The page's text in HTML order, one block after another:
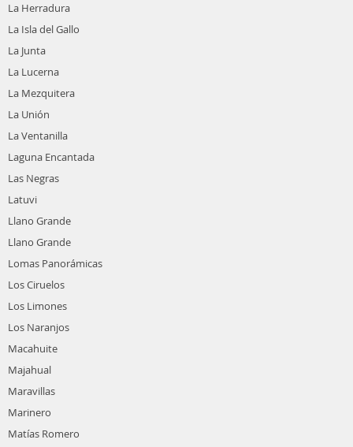
La Herradura
La Isla del Gallo
La Junta
La Lucerna
La Mezquitera
La Unión
La Ventanilla
Laguna Encantada
Las Negras
Latuvi
Llano Grande
Llano Grande
Lomas Panorámicas
Los Ciruelos
Los Limones
Los Naranjos
Macahuite
Majahual
Maravillas
Marinero
Matías Romero